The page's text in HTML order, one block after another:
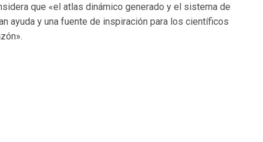
que «el atlas dinámico generado y el sistema de
ayuda y una fuente de inspiración para los científicos